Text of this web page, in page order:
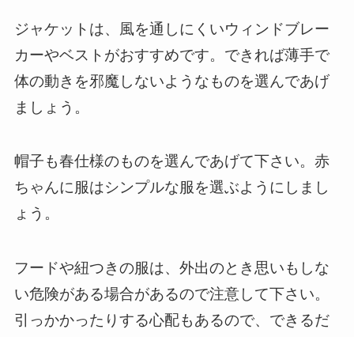
ジャケットは、風を通しにくいウィンドブレー
カーやベストがおすすめです。 できれば薄手で
体の動きを邪魔しないようなものを選んであげ
ましょう。
帽子も春仕様のものを選んであげて下さい。 赤
ちゃんに服はシンプルな服を選ぶようにしまし
ょう。
フードや紐つきの服は、外出のとき思いもしな
い危険がある場合があるので注意して下さい。
引っかかったりする心配もあるので、できるだ